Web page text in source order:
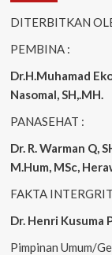
DITERBITKAN
PEMBINA :
Dr.H.Muhamad
Nasomal, SH,.MH.
PANASEHAT :
Dr. R. Warman Q,
M.Hum, MSc,
FAKTA
Dr. Henri Kusuma
Pimpinan Umum/